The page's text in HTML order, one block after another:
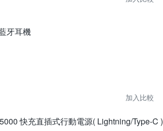
牙耳機
加入比較
快充直插式行動電源( Lightning/Type-C )